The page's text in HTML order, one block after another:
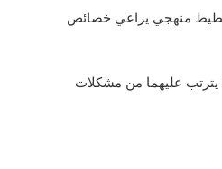
تخطيط منهجي يراعي خصائص
يترتب عليهما من مشكلات